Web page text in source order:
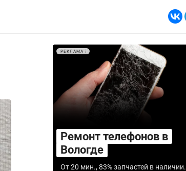
РЕКЛАМА
Ремонт телефонов в
Вологде
От 20 мин., 83% запчастей в наличии.